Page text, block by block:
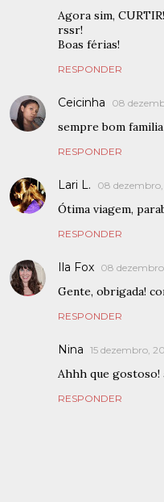
Agora sim,
rssr!
Boas férias!
RESPONDER
Ceicinha 08
sempre bom
RESPONDER
Lari L. 08 dezembro,
Ótima viagem,
RESPONDER
Ila Fox 08 dezembro,
Gente, obrigada!
RESPONDER
Nina 15 dezembro,
Ahhh que gostoso!
RESPONDER